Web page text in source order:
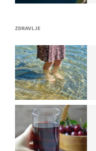
ZDRAVLJE